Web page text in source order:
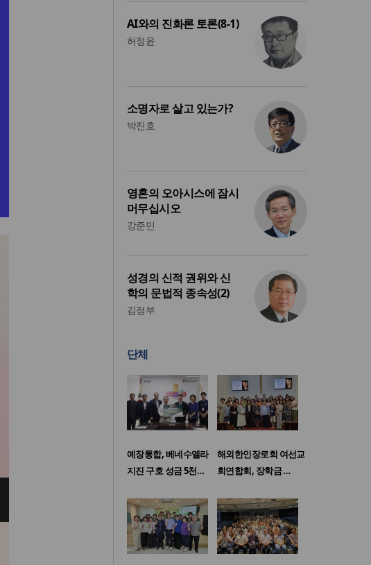
AI와의 진화론 토론(8-1)
허정윤
소명자로 살고 있는가?
박진호
영혼의 오아시스에 잠시
머무십시오
강준민
성경의 신적 권위와 신
학의 문법적 종속성(2)
김정부
단체
예장통합, 베네수엘라
지진 구호 성금 5천…
해외한인장로회 여선교
회연합회, 장학금 …